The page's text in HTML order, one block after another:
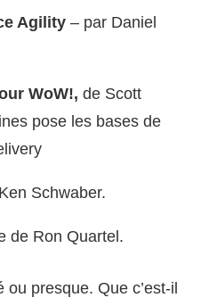
Agility – par Daniel
WoW!, de Scott
pose les bases de
Schwaber.
de Ron Quartel.
presque. Que c’est-il